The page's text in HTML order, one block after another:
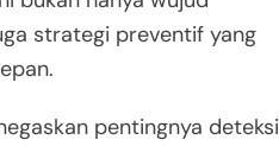
strategi preventif yang
pentingnya deteksi